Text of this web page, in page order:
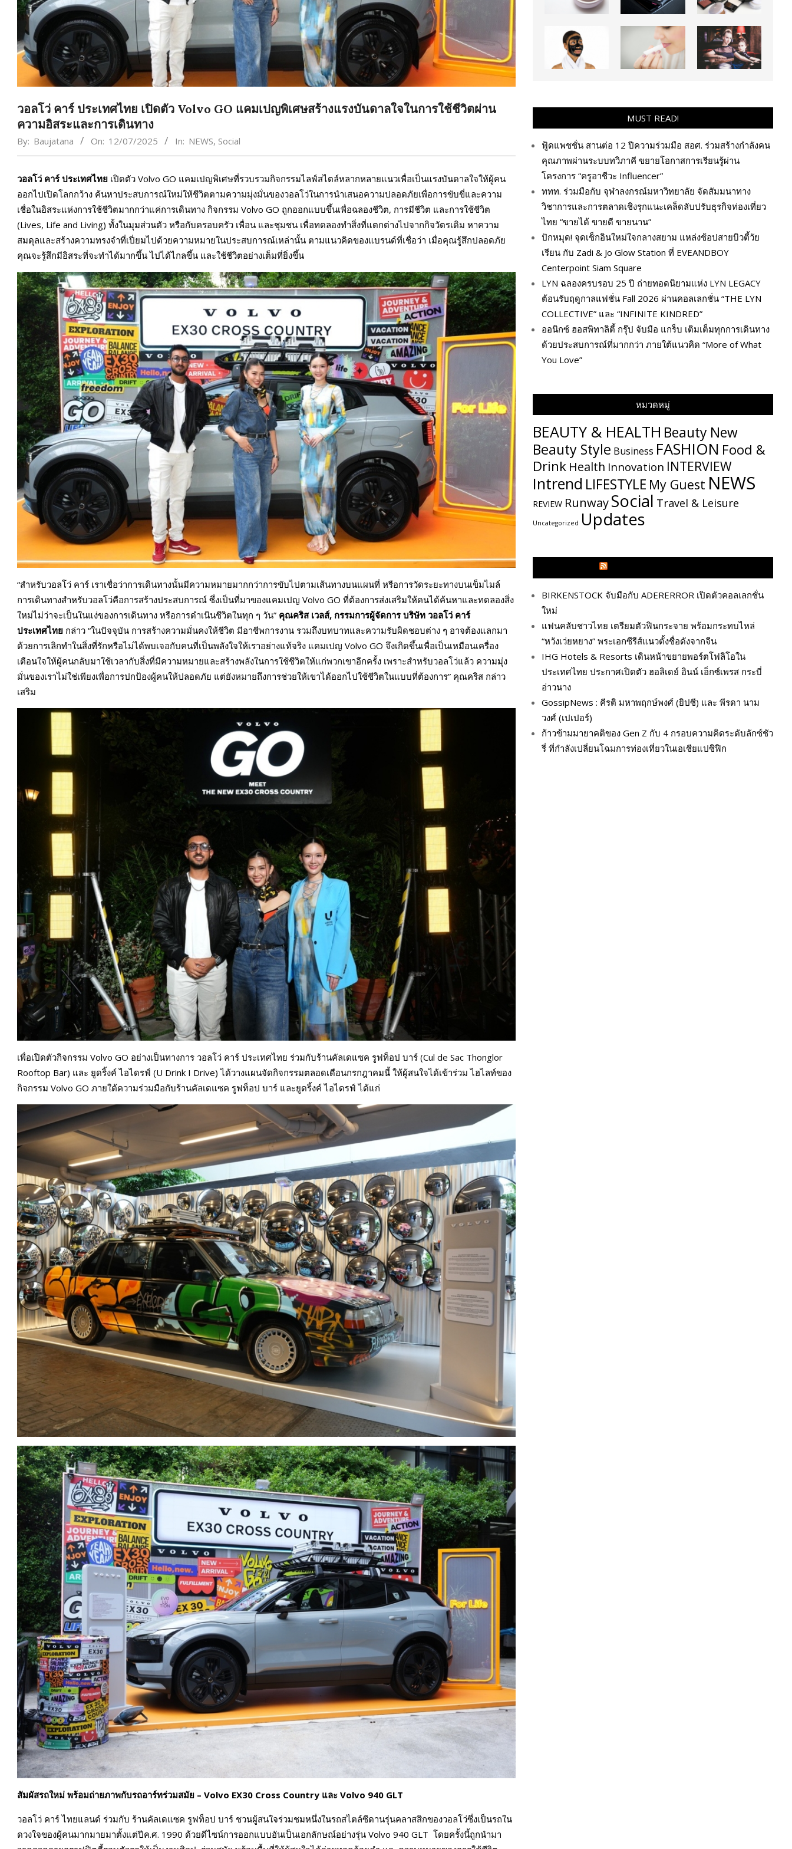
วอลโว่ คาร์ ประเทศไทย เปิดตัว Volvo GO แคมเปญพิเศษสร้างแรงบันดาลใจในการใช้ชีวิตผ่าน
ความอิสระและการเดินทาง
By: Baujatana On: 12/07/2025 In: NEWS, Social
วอลโว่ คาร์ ประเทศไทย เปิดตัว Volvo GO แคมเปญพิเศษที่รวบรวมกิจกรรมไลฟ์สไตล์หลากหลายแนวเพื่อเป็นแรงบันดาลใจให้ผู้คน
ออกไปเปิดโลกกว้าง ค้นหาประสบการณ์ใหม่ให้ชีวิตตามความมุ่งมั่นของวอลโว่ในการนำเสนอความปลอดภัยเพื่อการขับขี่และความ
เชื่อในอิสระแห่งการใช้ชีวิตมากกว่าแค่การเดินทาง กิจกรรม Volvo GO ถูกออกแบบขึ้นเพื่อฉลองชีวิต, การมีชีวิต และการใช้ชีวิต
(Lives, Life and Living) ทั้งในมุมส่วนตัว หรือกับครอบครัว เพื่อน และชุมชน เพื่อทดลองทำสิ่งที่แตกต่างไปจากกิจวัตรเดิม หาความ
สมดุลและสร้างความทรงจำที่เปี่ยมไปด้วยความหมายในประสบการณ์เหล่านั้น ตามแนวคิดของแบรนด์ที่เชื่อว่า เมื่อคุณรู้สึกปลอดภัย
คุณจะรู้สึกมีอิสระที่จะทำได้มากขึ้น ไปได้ไกลขึ้น และใช้ชีวิตอย่างเต็มที่ยิ่งขึ้น
“สำหรับวอลโว่ คาร์ เราเชื่อว่าการเดินทางนั้นมีความหมายมากกว่าการขับไปตามเส้นทางบนแผนที่ หรือการวัดระยะทางบนเข็มไมล์
การเดินทางสำหรับวอลโว่คือการสร้างประสบการณ์ ซึ่งเป็นที่มาของแคมเปญ Volvo GO ที่ต้องการส่งเสริมให้คนได้ค้นหาและทดลองสิ่ง
ใหม่ไม่ว่าจะเป็นในแง่ของการเดินทาง หรือการดำเนินชีวิตในทุก ๆ วัน” คุณคริส เวลส์, กรรมการผู้จัดการ บริษัท วอลโว่ คาร์
ประเทศไทย กล่าว “ในปัจจุบัน การสร้างความมั่นคงให้ชีวิต มีอาชีพการงาน รวมถึงบทบาทและความรับผิดชอบต่าง ๆ อาจต้องแลกมา
ด้วยการเลิกทำในสิ่งที่รักหรือไม่ได้พบเจอกับคนที่เป็นพลังใจให้เราอย่างแท้จริง แคมเปญ Volvo GO จึงเกิดขึ้นเพื่อเป็นเหมือนเครื่อง
เตือนใจให้ผู้คนกลับมาใช้เวลากับสิ่งที่มีความหมายและสร้างพลังในการใช้ชีวิตให้แก่พวกเขาอีกครั้ง เพราะสำหรับวอลโว่แล้ว ความมุ่ง
มั่นของเราไม่ใช่เพียงเพื่อการปกป้องผู้คนให้ปลอดภัย แต่ยังหมายถึงการช่วยให้เขาได้ออกไปใช้ชีวิตในแบบที่ต้องการ” คุณคริส กล่าว
เสริม
เพื่อเปิดตัวกิจกรรม Volvo GO อย่างเป็นทางการ วอลโว่ คาร์ ประเทศไทย ร่วมกับร้านคัลเดแซค รูฟท็อป บาร์ (Cul de Sac Thonglor
Rooftop Bar) และ ยูดริ้งค์ ไอไดรฟ์ (U Drink I Drive) ได้วางแผนจัดกิจกรรมตลอดเดือนกรกฎาคมนี้ ให้ผู้สนใจได้เข้าร่วม ไฮไลท์ของ
กิจกรรม Volvo GO ภายใต้ความร่วมมือกับร้านคัลเดแซค รูฟท็อป บาร์ และยูดริ้งค์ ไอไดรฟ์ ได้แก่
สัมผัสรถใหม่ พร้อมถ่ายภาพกับรถอาร์ทร่วมสมัย – Volvo EX30 Cross Country และ Volvo 940 GLT
วอลโว่ คาร์ ไทยแลนด์ ร่วมกับ ร้านคัลเดแซค รูฟท็อป บาร์ ชวนผู้สนใจร่วมชมหนึ่งในรถสไตล์ซีดานรุ่นคลาสสิกของวอลโว่ซึ่งเป็นรถใน
ดวงใจของผู้คนมากมายมาตั้งแต่ปีค.ศ. 1990 ด้วยดีไซน์การออกแบบอันเป็นเอกลักษณ์อย่างรุ่น Volvo 940 GLT โดยครั้งนี้ถูกนำมา
MUST READ!
ฟู้ดแพชชั่น สานต่อ 12 ปีความร่วมมือ สอศ. ร่วมสร้างกำลังคน
คุณภาพผ่านระบบทวิภาคี ขยายโอกาสการเรียนรู้ผ่าน
โครงการ “ครูอาชีวะ Influencer”
ททท. ร่วมมือกับ จุฬาลงกรณ์มหาวิทยาลัย จัดสัมมนาทาง
วิชาการและการตลาดเชิงรุกแนะเคล็ดลับปรับธุรกิจท่องเที่ยว
ไทย “ขายได้ ขายดี ขายนาน”
ปักหมุด! จุดเช็กอินใหม่ใจกลางสยาม แหล่งช้อปสายบิวตี้วัย
เรียน กับ Zadi & Jo Glow Station ที่ EVEANDBOY
Centerpoint Siam Square
LYN ฉลองครบรอบ 25 ปี ถ่ายทอดนิยามแห่ง LYN LEGACY
ต้อนรับฤดูกาลแฟชั่น Fall 2026 ผ่านคอลเลกชั่น “THE LYN
COLLECTIVE” และ “INFINITE KINDRED”
ออนิกซ์ ฮอสพิทาลิตี้ กรุ๊ป จับมือ แกร็บ เติมเต็มทุกการเดินทาง
ด้วยประสบการณ์ที่มากกว่า ภายใต้แนวคิด “More of What
You Love”
หมวดหมู่
BEAUTY & HEALTH Beauty New
Beauty Style Business FASHION Food &
Drink Health Innovation INTERVIEW
Intrend LIFESTYLE My​ Guest NEWS
REVIEW RunwaySocial Travel & Leisure
Uncategorized Updates
BIRKENSTOCK จับมือกับ ADERERROR เปิดตัวคอลเลกชั่น
ใหม่
แฟนคลับชาวไทย เตรียมตัวฟินกระจาย พร้อมกระทบไหล่
“หวังเว่ยหยาง” พระเอกซีรีส์แนวตั้งชื่อดังจากจีน
IHG Hotels & Resorts เดินหน้าขยายพอร์ตโฟลิโอใน
ประเทศไทย ประกาศเปิดตัว ฮอลิเดย์ อินน์ เอ็กซ์เพรส กระบี่
อ่าวนาง
GossipNews : คีรติ มหาพฤกษ์พงศ์ (ยิปซี) และ พีรดา นาม
วงศ์ (เปเปอร์)
ก้าวข้ามมายาคติของ Gen Z กับ 4 กรอบความคิดระดับลักซ์ชัว
รี่ ที่กำลังเปลี่ยนโฉมการท่องเที่ยวในเอเชียแปซิฟิก